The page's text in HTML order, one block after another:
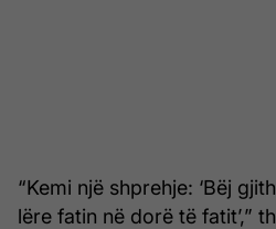
“Kemi një shprehje: ‘Bëj
lëre fatin në dorë të fatit’,”